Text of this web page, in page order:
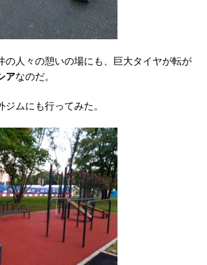
の人々の憩いの場にも、巨大タイヤが転が
アなのだ。
ムにも行ってみた。